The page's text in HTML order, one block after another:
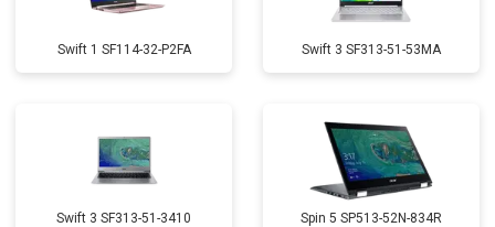
Swift 1 SF114-32-P2FA Swift 3 SF313-51-53MA
Swift 3 SF313-51-3410 Spin 5 SP513-52N-834R